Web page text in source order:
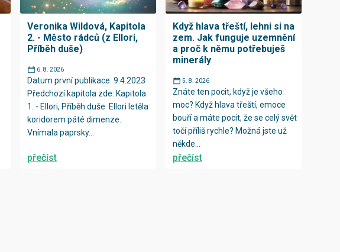
Veronika Wildová, Kapitola
2. - Město rádců (z Ellori,
Příběh duše)
6. 8. 2026
Datum první publikace: 9.4.2023
Předchozí kapitola zde: Kapitola
1. - Ellori, Příběh duše Ellori letěla
koridorem páté dimenze.
Vnímala paprsky...
přečíst
Když hlava třeští, lehni si na
zem. Jak funguje uzemnění
a proč k němu potřebuješ
minerály
5. 8. 2026
Znáte ten pocit, když je všeho
moc? Když hlava třeští, emoce
bouří a máte pocit, že se celý svět
točí příliš rychle? Možná jste už
někde...
přečíst